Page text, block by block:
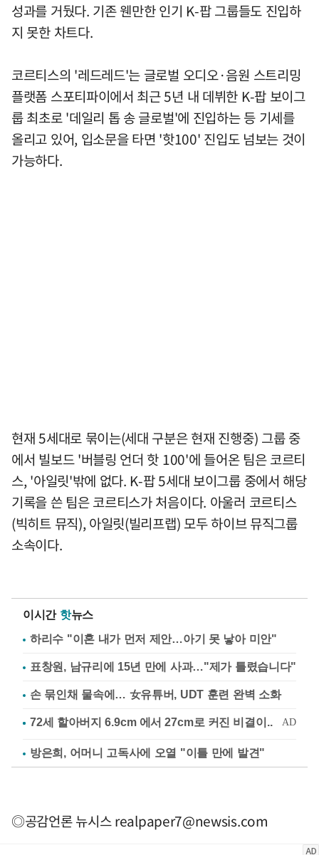
성과를 거뒀다. 기존 웬만한 인기 K-팝 그룹들도 진입하
지 못한 차트다.
코르티스의 '레드레드'는 글로벌 오디오·음원 스트리밍
플랫폼 스포티파이에서 최근 5년 내 데뷔한 K-팝 보이그
룹 최초로 '데일리 톱 송 글로벌'에 진입하는 등 기세를
올리고 있어, 입소문을 타면 '핫100' 진입도 넘보는 것이
가능하다.
현재 5세대로 묶이는(세대 구분은 현재 진행중) 그룹 중
에서 빌보드 '버블링 언더 핫 100'에 들어온 팀은 코르티
스, '아일릿'밖에 없다. K-팝 5세대 보이그룹 중에서 해당
기록을 쓴 팀은 코르티스가 처음이다. 아울러 코르티스
(빅히트 뮤직), 아일릿(빌리프랩) 모두 하이브 뮤직그룹
소속이다.
이시간 핫뉴스
하리수 "이혼 내가 먼저 제안…아기 못 낳아 미안"
표창원, 남규리에 15년 만에 사과…"제가 틀렸습니다"
손 묶인채 물속에… 女유튜버, UDT 훈련 완벽 소화
방은희, 어머니 고독사에 오열 "이틀 만에 발견"
◎공감언론 뉴시스realpaper7@newsis.com